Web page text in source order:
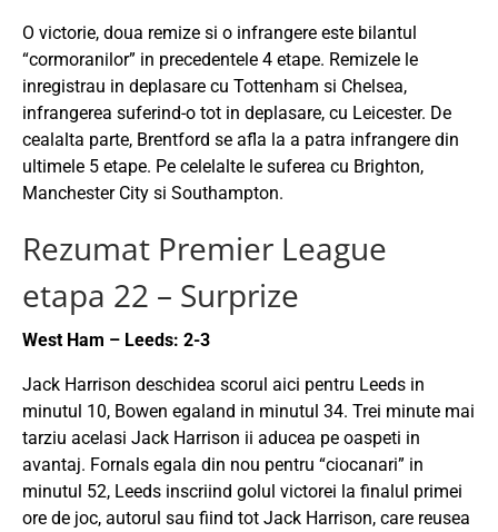
O victorie, doua remize si o infrangere este bilantul
“cormoranilor” in precedentele 4 etape. Remizele le
inregistrau in deplasare cu Tottenham si Chelsea,
infrangerea suferind-o tot in deplasare, cu Leicester. De
cealalta parte, Brentford se afla la a patra infrangere din
ultimele 5 etape. Pe celelalte le suferea cu Brighton,
Manchester City si Southampton.
Rezumat Premier League
etapa 22 – Surprize
West Ham – Leeds: 2-3
Jack Harrison deschidea scorul aici pentru Leeds in
minutul 10, Bowen egaland in minutul 34. Trei minute mai
tarziu acelasi Jack Harrison ii aducea pe oaspeti in
avantaj. Fornals egala din nou pentru “ciocanari” in
minutul 52, Leeds inscriind golul victorei la finalul primei
ore de joc, autorul sau fiind tot Jack Harrison, care reusea